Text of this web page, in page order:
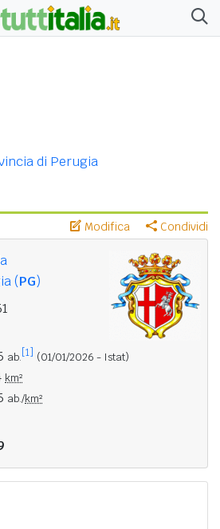
di Perugia
Modifica Condividi
(PG)
ab. [1] (01/01/2026 - Istat)
km²
ab./km²